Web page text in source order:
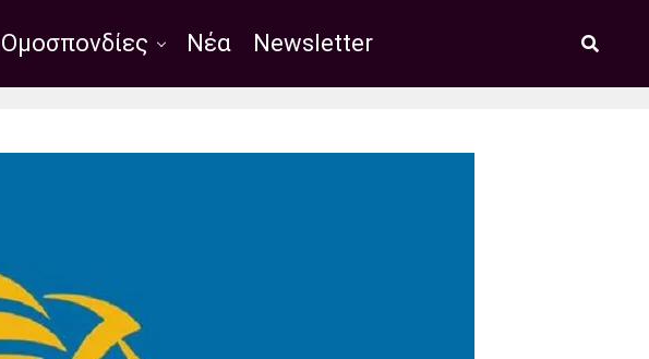
Ομοσπονδίες Νέα Newsletter